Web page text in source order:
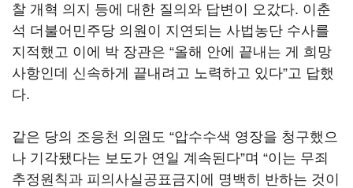
찰 개혁 의지 등에 대한 질의와 답변이 오갔다. 이춘
석 더불어민주당 의원이 지연되는 사법농단 수사를
지적했고 이에 박 장관은 “올해 안에 끝내는 게 희망
사항인데 신속하게 끝내려고 노력하고 있다”고 답했
다.
같은 당의 조응천 의원도 “압수수색 영장을 청구했으
나 기각됐다는 보도가 연일 계속된다”며 “이는 무죄
추정원칙과 피의사실공표금지에 명백히 반하는 것이